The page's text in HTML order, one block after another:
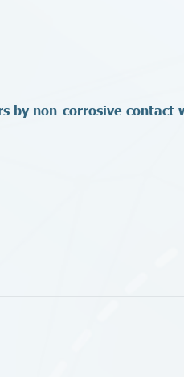
by non-corrosive contact